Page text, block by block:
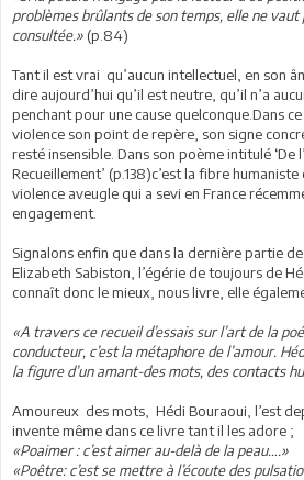
problèmes brûlants de son temps, elle ne vaut
consultée.» (p.84)
Tant il est vrai qu’aucun intellectuel, en son
dire aujourd’hui qu’il est neutre, qu’il n’a
penchant pour une cause quelconque.Dans
violence son point de repère, son signe
resté insensible. Dans son poème intitulé ‘De
Recueillement’ (p.138)c’est la fibre
violence aveugle qui a sevi en France
engagement.
Signalons enfin que dans la dernière partie
Elizabeth Sabiston, l’égérie de toujours de
connaît donc le mieux, nous livre, elle
«A travers ce recueil d’essais sur l’art de la
conducteur, c’est la métaphore de l’amour.
la figure d’un amant-des mots, des contacts
Amoureux des mots, Hédi Bouraoui, l’est
invente même dans ce livre tant il les adore ;
«Poaimer : c’est aimer au-delà de la peau….»
«Poêtre: c’est se mettre à l’écoute des